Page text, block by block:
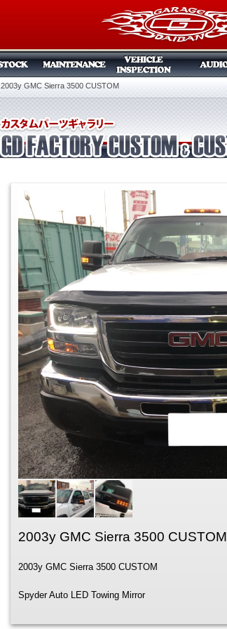
2003y GMC Sierra 3500 CUSTOM
2003y GMC Sierra 3500 CUSTOM
2003y GMC Sierra 3500 CUSTOM
Spyder Auto LED Towing Mirror